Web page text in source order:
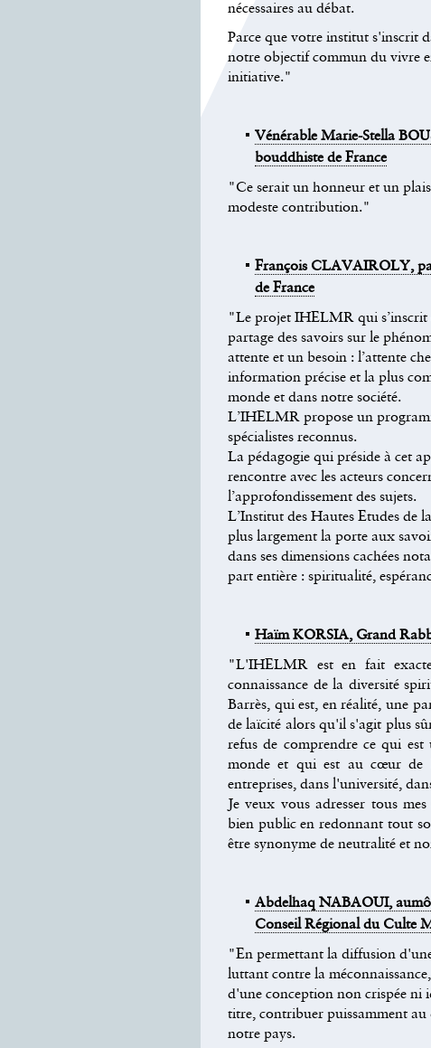
nécessaires au débat.
Parce que votre institut s'inscrit
notre objectif commun du vivre
initiative."
Vénérable Marie-Stella
bouddhiste de France
"Ce serait un honneur et un
modeste contribution."
François CLAVAIROLY,
de France
"Le projet IHELMR qui s’inscrit
partage des savoirs sur le
attente et un besoin : l’attente
information précise et la plus
monde et dans notre société.
L’IHELMR propose un
spécialistes reconnus.
La pédagogie qui préside à cet
rencontre avec les acteurs
l’approfondissement des sujets.
L’Institut des Hautes Etudes de
plus largement la porte aux
dans ses dimensions cachées
part entière : spiritualité,
Haïm KORSIA, Grand
"L'IHELMR est en fait
connaissance de la diversité
Barrès, qui est, en réalité, une
de laïcité alors qu'il s'agit plus
refus de comprendre ce qui
monde et qui est au cœur de
entreprises, dans l'université,
Je veux vous adresser tous
bien public en redonnant tout
être synonyme de neutralité et
Abdelhaq NABAOUI,
Conseil Régional du Culte
"En permettant la diffusion
luttant contre la
d'une conception non crispée ni
titre, contribuer puissamment
notre pays.